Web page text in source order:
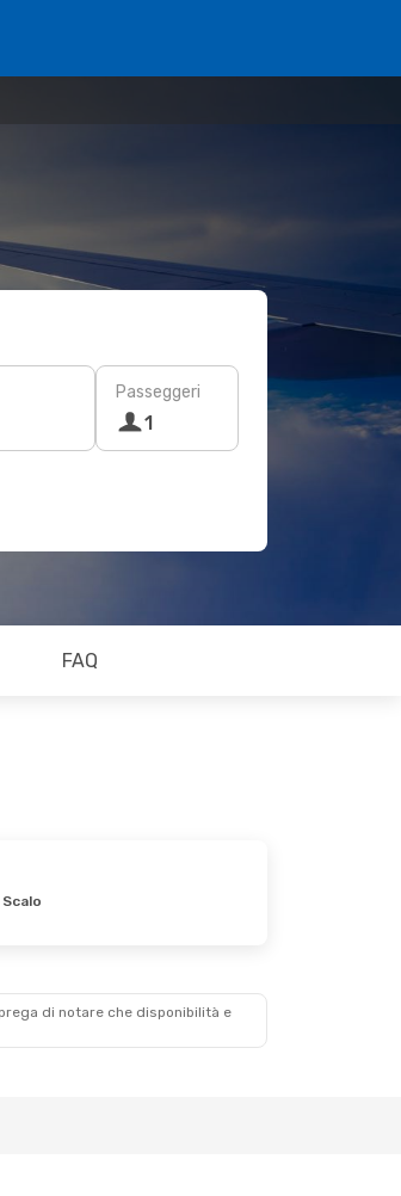
Passeggeri
1
FAQ
Scalo
di notare che disponibilità e